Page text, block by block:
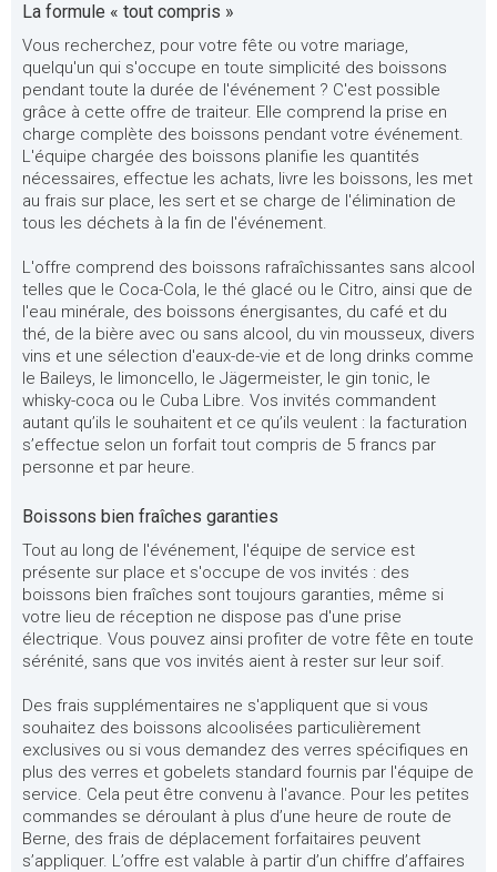
La formule « tout compris »
Vous recherchez, pour votre fête ou votre mariage,
quelqu'un qui s'occupe en toute simplicité des boissons
pendant toute la durée de l'événement ? C'est possible
grâce à cette offre de traiteur. Elle comprend la prise en
charge complète des boissons pendant votre événement.
L'équipe chargée des boissons planifie les quantités
nécessaires, effectue les achats, livre les boissons, les met
au frais sur place, les sert et se charge de l'élimination de
tous les déchets à la fin de l'événement.
L'offre comprend des boissons rafraîchissantes sans alcool
telles que le Coca-Cola, le thé glacé ou le Citro, ainsi que de
l'eau minérale, des boissons énergisantes, du café et du
thé, de la bière avec ou sans alcool, du vin mousseux, divers
vins et une sélection d'eaux-de-vie et de long drinks comme
le Baileys, le limoncello, le Jägermeister, le gin tonic, le
whisky-coca ou le Cuba Libre. Vos invités commandent
autant qu’ils le souhaitent et ce qu’ils veulent : la facturation
s’effectue selon un forfait tout compris de 5 francs par
personne et par heure.
Boissons bien fraîches garanties
Tout au long de l'événement, l'équipe de service est
présente sur place et s'occupe de vos invités : des
boissons bien fraîches sont toujours garanties, même si
votre lieu de réception ne dispose pas d'une prise
électrique. Vous pouvez ainsi profiter de votre fête en toute
sérénité, sans que vos invités aient à rester sur leur soif.
Des frais supplémentaires ne s'appliquent que si vous
souhaitez des boissons alcoolisées particulièrement
exclusives ou si vous demandez des verres spécifiques en
plus des verres et gobelets standard fournis par l'équipe de
service. Cela peut être convenu à l'avance. Pour les petites
commandes se déroulant à plus d’une heure de route de
Berne, des frais de déplacement forfaitaires peuvent
s’appliquer. L’offre est valable à partir d’un chiffre d’affaires